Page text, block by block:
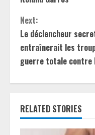
n
t
i
n
u
e
Next:
Le déclencheur
entraînerait les
guerre totale contre
RELATED STORIES